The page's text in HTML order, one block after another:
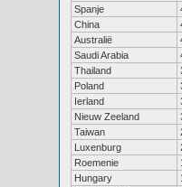
Spanje
China
Australië
Saudi Arabia
Thailand
Poland
Ierland
Nieuw Zeeland
Taiwan
Luxenburg
Roemenie
Hungary